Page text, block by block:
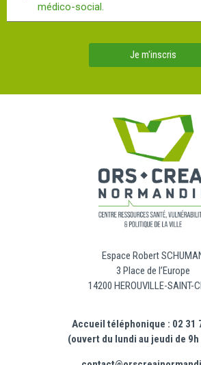
médico-social.
Je m'inscris
Espace Robert
3 Place de l’Europe
14200 HEROUVILLE-SAINT-
Accueil téléphonique : 02 31
(ouvert du lundi au jeudi de 9h